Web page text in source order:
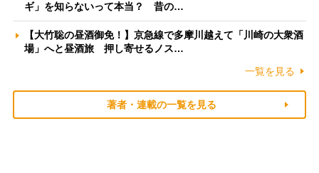
ギ」を知らないって本当？ 昔の…
【大竹聡の昼酒御免！】京急線で多摩川越えて「川崎の大衆酒
場」へと昼酒旅 押し寄せるノス…
一覧を見る
著者・連載の一覧を見る